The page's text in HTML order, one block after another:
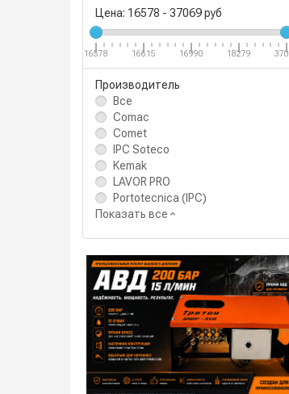
Цена: 16578 - 37069руб
16578 16615 16990 18279
Производитель
Все
Comac
Comet
IPC Soteco
Kemak
LAVOR PRO
Portotecnica (IPC)
Показать все